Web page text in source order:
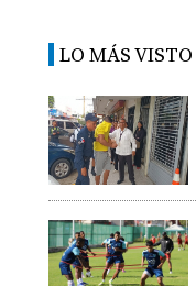
LO MÁS VISTO